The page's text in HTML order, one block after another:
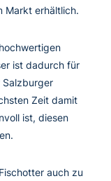
Markt erhältlich.
ist dadurch für
Zeit damit
ist, diesen
auch zu